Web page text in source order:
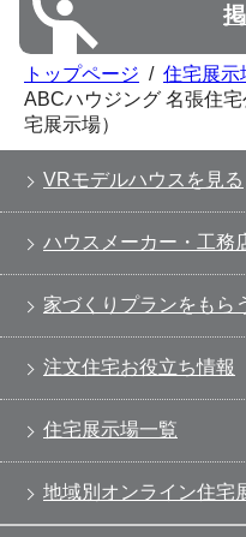
トップページ / 住宅展示
ABCハウジング 名張住
宅展示場）
VRモデルハウスを見る
ハウスメーカー・工務
家づくりプランをもら
注文住宅お役立ち情報
住宅展示場一覧
地域別オンライン住宅